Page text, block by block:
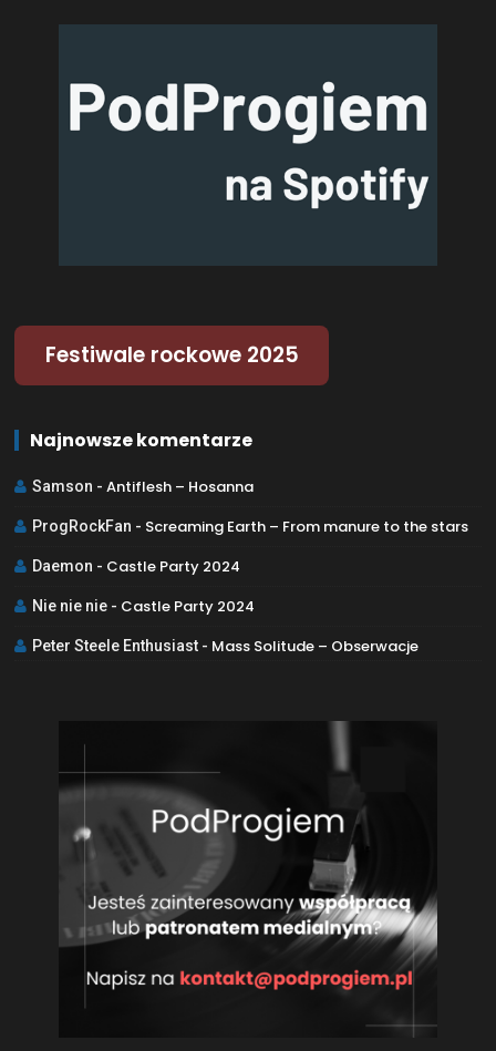
Festiwale rockowe 2025
Najnowsze komentarze
Samson - Antiflesh – Hosanna
ProgRockFan - Screaming Earth – From manure to the stars
Daemon - Castle Party 2024
Nie nie nie - Castle Party 2024
Peter Steele Enthusiast - Mass Solitude – Obserwacje